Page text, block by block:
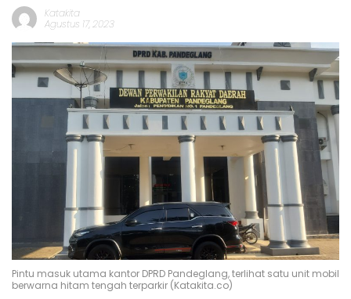
Katakita
Agustus 17, 2023
Pintu masuk utama kantor DPRD Pandeglang, terlihat satu unit mobil
berwarna hitam tengah terparkir (Katakita.co)